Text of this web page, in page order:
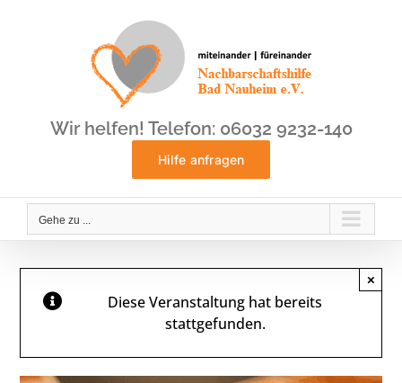
Wir helfen! Telefon: 06032 9232-140
Hilfe anfragen
Gehe zu ...
Diese Veranstaltung hat bereits
stattgefunden.
×